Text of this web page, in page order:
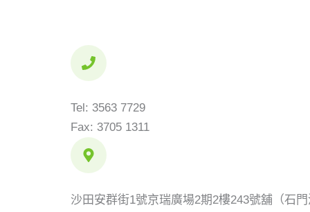
Tel: 3563 7729
Fax: 3705 1311
沙田安群街1號京瑞廣場2期2樓243號舖（石